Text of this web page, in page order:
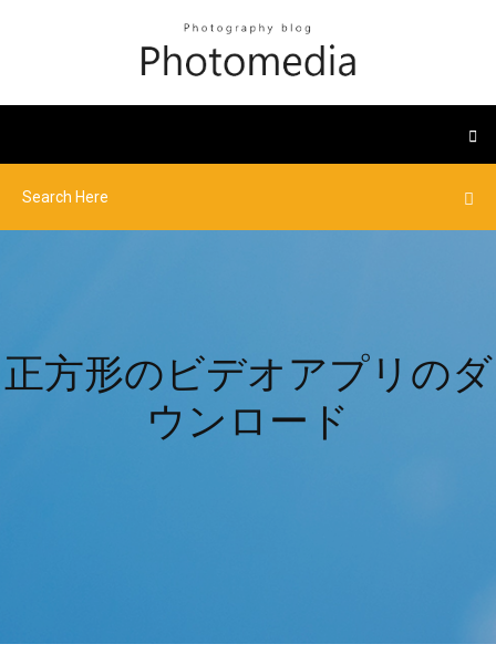
正方形のビデオアプリのダ
ウンロード